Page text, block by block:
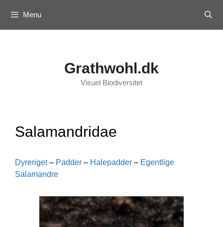
content
Menu
Grathwohl.dk
Visuel Biodiversitet
Salamandridae
Dyreriget– Padder – Halepadder – Egentlige
Salamandre